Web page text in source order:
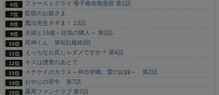
ファーストクライ 母子救命救急班 第1話
監獄のお姫さま
魔法先生ネギま！ 13話
夫婦と16歳～狂気の隣人～ 第2話
死神くん 第9話(最終回)
えっちなお尻じゃダメですか？ 第4話
キスは捜査のあとで
イチケイのカラス～井出伊織、愛の記録～ 第2話
おやじの背中 第7話
霧尾ファンクラブ 第7話